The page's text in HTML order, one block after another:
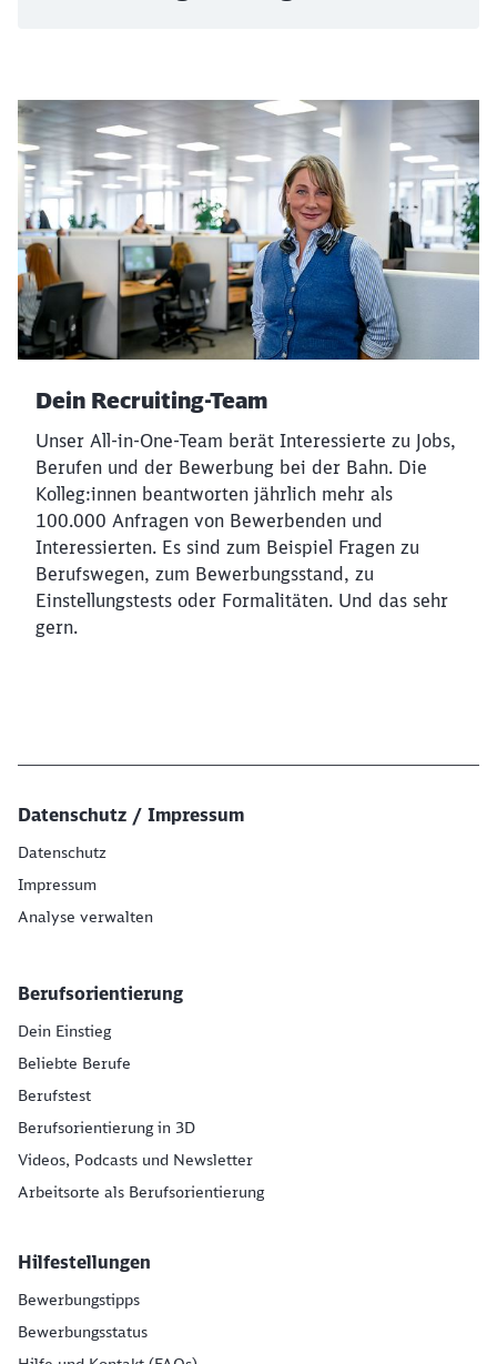
Dein Recruiting-Team
Unser All-in-One-Team berät Interessierte zu Jobs,
Berufen und der Bewerbung bei der Bahn. Die
Kolleg:innen beantworten jährlich mehr als
100.000 Anfragen von Bewerbenden und
Interessierten. Es sind zum Beispiel Fragen zu
Berufswegen, zum Bewerbungsstand, zu
Einstellungstests oder Formalitäten. Und das sehr
gern.
Datenschutz / Impressum
Datenschutz
Impressum
Analyse verwalten
Berufsorientierung
Dein Einstieg
Beliebte Berufe
Berufstest
Berufsorientierung in 3D
Videos, Podcasts und Newsletter
Arbeitsorte als Berufsorientierung
Hilfestellungen
Bewerbungstipps
Bewerbungsstatus